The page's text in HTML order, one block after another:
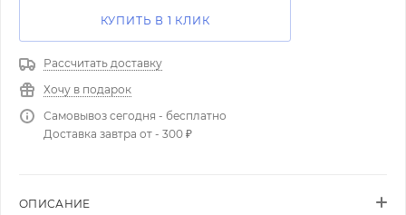
КУПИТЬ В 1 КЛИК
Рассчитать доставку
Хочу в подарок
Самовывоз сегодня - бесплатно
Доставка завтра от - 300 ₽
ОПИСАНИЕ